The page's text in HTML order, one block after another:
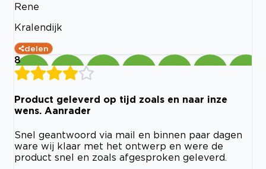
Rene
Kralendijk
delen
8
Product geleverd op tijd zoals en naar inze
wens. Aanrader
Snel geantwoord via mail en binnen paar dagen
ware wij klaar met het ontwerp en were de
product snel en zoals afgesproken geleverd.